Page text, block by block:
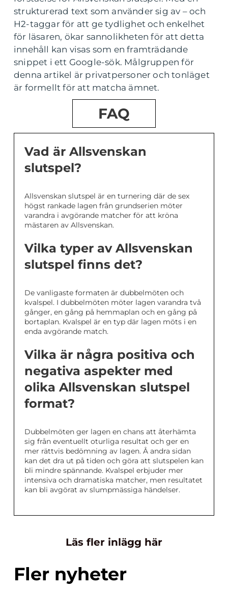
strukturerad text som använder sig av – och
H2-taggar för att ge tydlighet och enkelhet
för läsaren, ökar sannolikheten för att detta
innehåll kan visas som en framträdande
snippet i ett Google-sök. Målgruppen för
denna artikel är privatpersoner och tonläget
är formellt för att matcha ämnet.
FAQ
Vad är Allsvenskan
slutspel?
Allsvenskan slutspel är en turnering där de sex
högst rankade lagen från grundserien möter
varandra i avgörande matcher för att kröna
mästaren av Allsvenskan.
Vilka typer av Allsvenskan
slutspel finns det?
De vanligaste formaten är dubbelmöten och
kvalspel. I dubbelmöten möter lagen varandra två
gånger, en gång på hemmaplan och en gång på
bortaplan. Kvalspel är en typ där lagen möts i en
enda avgörande match.
Vilka är några positiva och
negativa aspekter med
olika Allsvenskan slutspel
format?
Dubbelmöten ger lagen en chans att återhämta
sig från eventuellt oturliga resultat och ger en
mer rättvis bedömning av lagen. Å andra sidan
kan det dra ut på tiden och göra att slutspelen kan
bli mindre spännande. Kvalspel erbjuder mer
intensiva och dramatiska matcher, men resultatet
kan bli avgörat av slumpmässiga händelser.
Läs fler inlägg här
Fler nyheter